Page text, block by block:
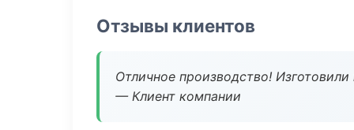
Отзывы клиентов
Отличное производство!
— Клиент компании